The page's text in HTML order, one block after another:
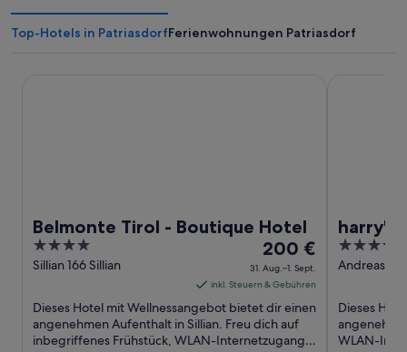
Top-Hotels in PatriasdorfFerienwohnungen Patriasdorf
Belmonte Tirol - Boutique Hotel
4
out
5
Sillian 166 Sillian
Der
Preis
beträgt
200 €
pro
Nacht
200 €
31. Aug.–1. Sept.
inkl. Steuern & Gebühren
Dieses Hotel mit Wellnessangebot bietet dir einen
angenehmen Aufenthalt in Sillian. Freu dich auf
inbegriffenes Frühstück, WLAN-Internetzugang
harry's
3.5
out
5
Andreas
Dieses
WLAN-